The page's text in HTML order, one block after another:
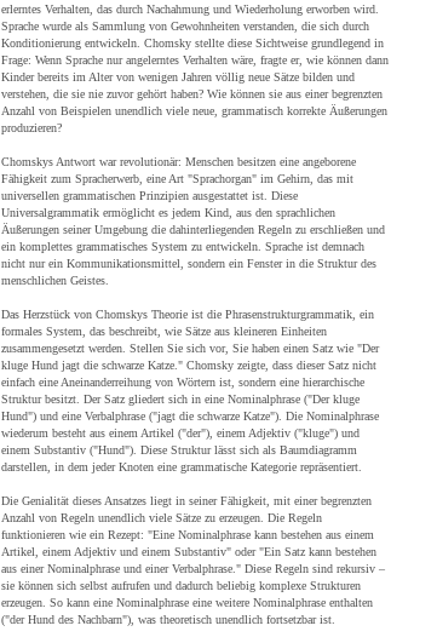
erlerntes Verhalten, das durch Nachahmung und Wiederholung erworben wird.
Sprache wurde als Sammlung von Gewohnheiten verstanden, die sich durch
Konditionierung entwickeln. Chomsky stellte diese Sichtweise grundlegend in
Frage: Wenn Sprache nur angelerntes Verhalten wäre, fragte er, wie können dann
Kinder bereits im Alter von wenigen Jahren völlig neue Sätze bilden und
verstehen, die sie nie zuvor gehört haben? Wie können sie aus einer begrenzten
Anzahl von Beispielen unendlich viele neue, grammatisch korrekte Äußerungen
produzieren?
Chomskys Antwort war revolutionär: Menschen besitzen eine angeborene
Fähigkeit zum Spracherwerb, eine Art "Sprachorgan" im Gehirn, das mit
universellen grammatischen Prinzipien ausgestattet ist. Diese
Universalgrammatik ermöglicht es jedem Kind, aus den sprachlichen
Äußerungen seiner Umgebung die dahinterliegenden Regeln zu erschließen und
ein komplettes grammatisches System zu entwickeln. Sprache ist demnach
nicht nur ein Kommunikationsmittel, sondern ein Fenster in die Struktur des
menschlichen Geistes.
Das Herzstück von Chomskys Theorie ist die Phrasenstrukturgrammatik, ein
formales System, das beschreibt, wie Sätze aus kleineren Einheiten
zusammengesetzt werden. Stellen Sie sich vor, Sie haben einen Satz wie "Der
kluge Hund jagt die schwarze Katze." Chomsky zeigte, dass dieser Satz nicht
einfach eine Aneinanderreihung von Wörtern ist, sondern eine hierarchische
Struktur besitzt. Der Satz gliedert sich in eine Nominalphrase ("Der kluge
Hund") und eine Verbalphrase ("jagt die schwarze Katze"). Die Nominalphrase
wiederum besteht aus einem Artikel ("der"), einem Adjektiv ("kluge") und
einem Substantiv ("Hund"). Diese Struktur lässt sich als Baumdiagramm
darstellen, in dem jeder Knoten eine grammatische Kategorie repräsentiert.
Die Genialität dieses Ansatzes liegt in seiner Fähigkeit, mit einer begrenzten
Anzahl von Regeln unendlich viele Sätze zu erzeugen. Die Regeln
funktionieren wie ein Rezept: "Eine Nominalphrase kann bestehen aus einem
Artikel, einem Adjektiv und einem Substantiv" oder "Ein Satz kann bestehen
aus einer Nominalphrase und einer Verbalphrase." Diese Regeln sind rekursiv –
sie können sich selbst aufrufen und dadurch beliebig komplexe Strukturen
erzeugen. So kann eine Nominalphrase eine weitere Nominalphrase enthalten
("der Hund des Nachbarn"), was theoretisch unendlich fortsetzbar ist.